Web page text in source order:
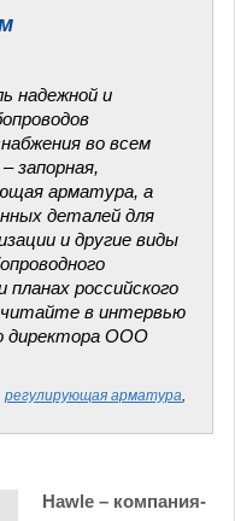
надежной и
во всем
запорная,
арматура, а
деталей для
и другие виды
российского
в интервью
директора ООО
регулирующая арматура,
Hawle – компания-